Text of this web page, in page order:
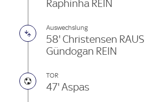
Raphinha REIN
Auswechslung
58' Christensen RAUS
Gündogan REIN
TOR
47' Aspas